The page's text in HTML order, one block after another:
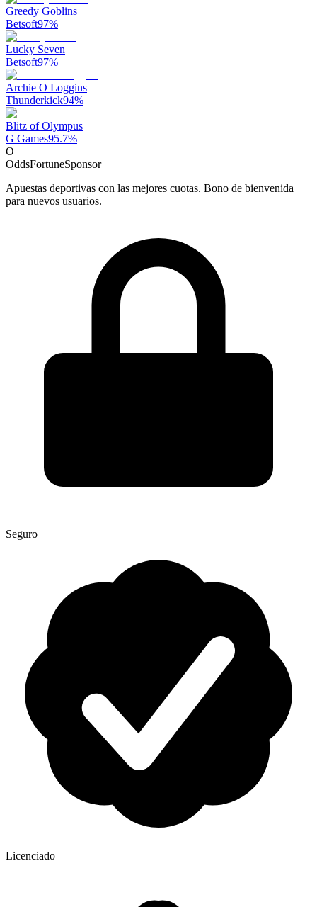
Greedy Goblins
Betsoft97%
Lucky Seven
Betsoft97%
Archie O Loggins
Thunderkick94%
Blitz of Olympus
G Games95.7%
O
OddsFortuneSponsor
Apuestas deportivas con las mejores cuotas. Bono de bienvenida
para nuevos usuarios.
Seguro
Licenciado